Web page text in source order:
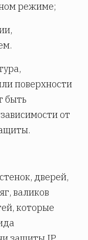
режиме;
поверхности
быть
от
дверей,
валиков
которые